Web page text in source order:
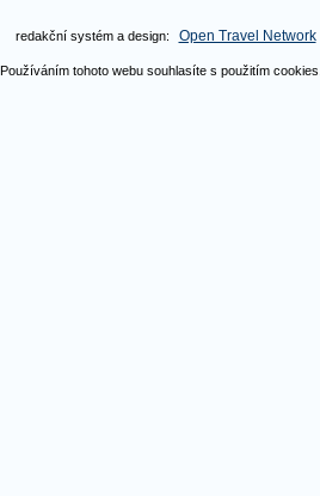
redakční systém a design: Open Travel Network
Používáním tohoto webu souhlasíte s použitím cookies.